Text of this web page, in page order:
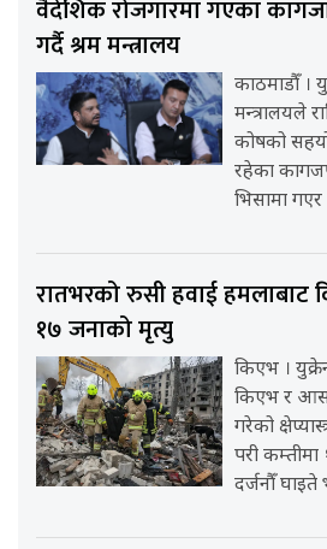
वैदेशिक रोजगारमा गएका
गर्दै श्रम मन्त्रालय
काठमाडौँ ।
मन्त्रालयले
कोषको
रहेका
भिसामा
रातभरको रुसी हवाई हमलाबाट
१७ जनाको मृत्यु
किएभ ।
किएभ र
गरेको
परी
दर्जनौँ